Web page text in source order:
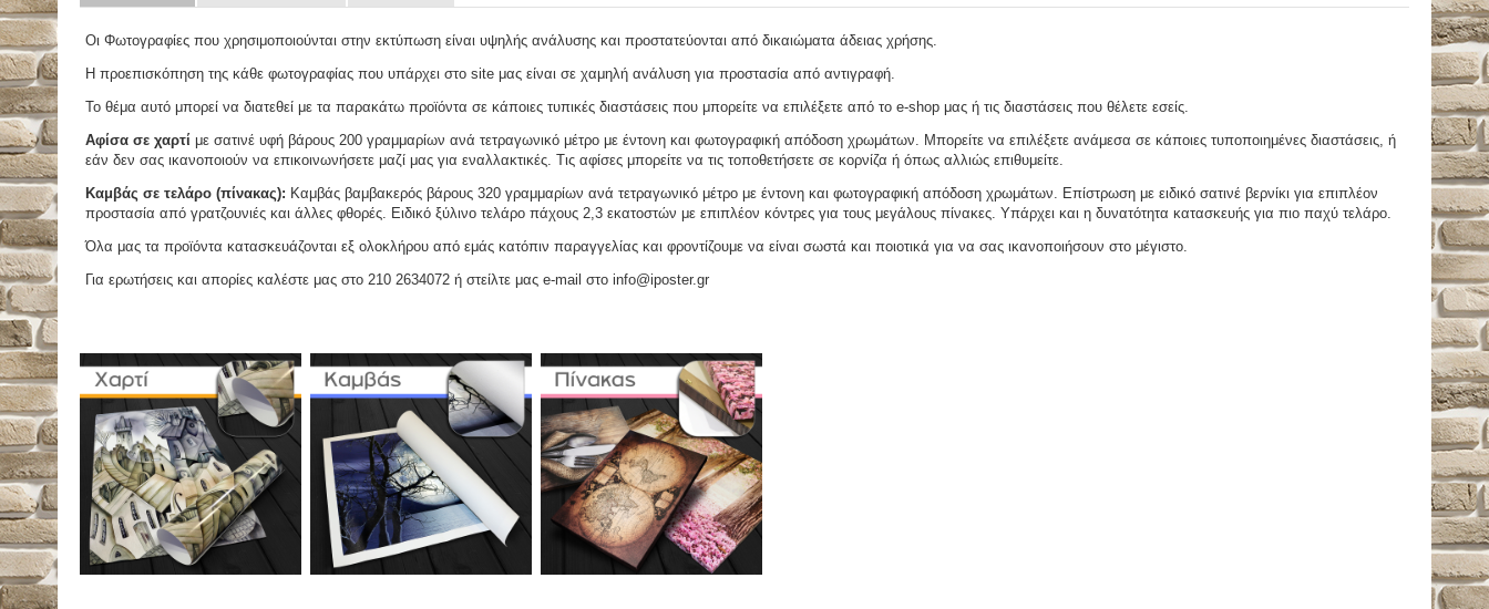
Οι Φωτογραφίες που χρησιμοποιούνται στην εκτύπωση είναι υψηλής ανάλυσης και προστατεύονται από δικαιώματα άδειας χρήσης.
Η προεπισκόπηση της κάθε φωτογραφίας που υπάρχει στο site μας είναι σε χαμηλή ανάλυση για προστασία από αντιγραφή.
Το θέμα αυτό μπορεί να διατεθεί με τα παρακάτω προϊόντα σε κάποιες τυπικές διαστάσεις που μπορείτε να επιλέξετε από το e-shop μας ή τις διαστάσεις που θέλετε εσείς.
Αφίσα σε χαρτί με σατινέ υφή βάρους 200 γραμμαρίων ανά τετραγωνικό μέτρο με έντονη και φωτογραφική απόδοση χρωμάτων. Μπορείτε να επιλέξετε ανάμεσα σε κάποιες τυποποιημένες διαστάσεις, ή
εάν δεν σας ικανοποιούν να επικοινωνήσετε μαζί μας για εναλλακτικές. Τις αφίσες μπορείτε να τις τοποθετήσετε σε κορνίζα ή όπως αλλιώς επιθυμείτε.
Καμβάς σε τελάρο (πίνακας): Καμβάς βαμβακερός βάρους 320 γραμμαρίων ανά τετραγωνικό μέτρο με έντονη και φωτογραφική απόδοση χρωμάτων. Επίστρωση με ειδικό σατινέ βερνίκι για επιπλέον
προστασία από γρατζουνιές και άλλες φθορές. Ειδικό ξύλινο τελάρο πάχους 2,3 εκατοστών με επιπλέον κόντρες για τους μεγάλους πίνακες. Υπάρχει και η δυνατότητα κατασκευής για πιο παχύ τελάρο.
Όλα μας τα προϊόντα κατασκευάζονται εξ ολοκλήρου από εμάς κατόπιν παραγγελίας και φροντίζουμε να είναι σωστά και ποιοτικά για να σας ικανοποιήσουν στο μέγιστο.
Για ερωτήσεις και απορίες καλέστε μας στο 210 2634072 ή στείλτε μας e-mail στο info@iposter.gr